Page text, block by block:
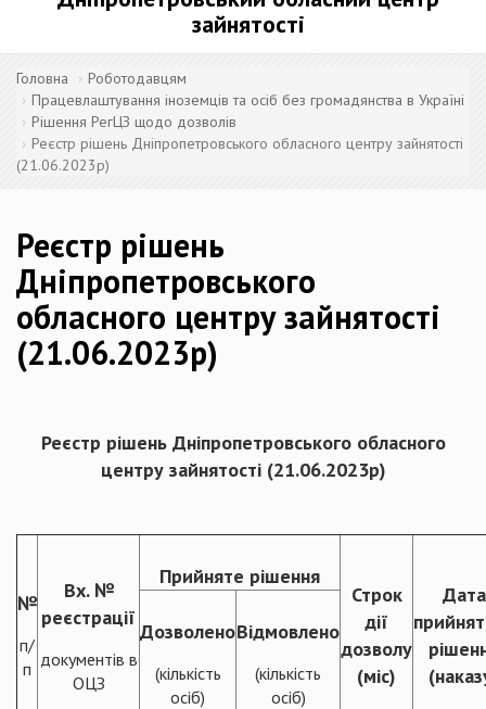
зайнятості
Головна
Роботодавцям
Працевлаштування іноземців та осіб без громадянства в Україні
Рішення РегЦЗ щодо дозволів
Реєстр рішень Дніпропетровського обласного центру зайнятості
(21.06.2023р)
Реєстр рішень
Дніпропетровського
обласного центру зайнятості
(21.06.2023р)
Реєстр рішень Дніпропетровського обласного
центру зайнятості (21.06.2023р)
№
п/
п
Вх. №
реєстрації
документів в
ОЦЗ
Прийняте рішення
Строк
дії
дозволу
(міс)
Дата
Дозволено
(кількість
осіб)
Відмовлено
(кількість
осіб)